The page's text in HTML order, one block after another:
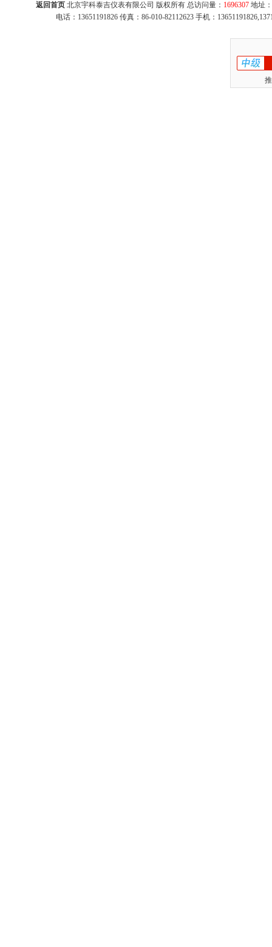
返回首页 北京宇科泰吉仪表有限公司 版权所有 总访问量： 1696307 地址
电话：13651191826 传真：86-010-82112623 手机：